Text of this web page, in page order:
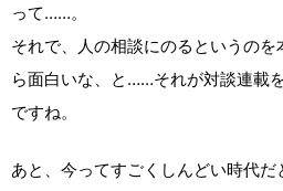
って……。
それで、人の相談にのるというの
ら面白いな、と……それが対談連載
ですね。
あと、今ってすごくしんどい時代だ